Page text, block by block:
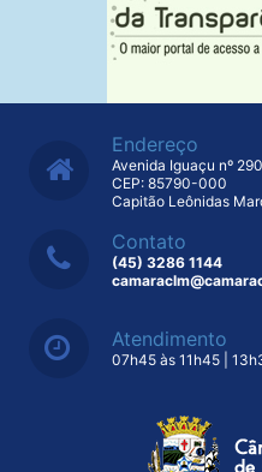
Endereço
Avenida Iguaçu nº
CEP: 85790-000
Capitão Leônidas
Contato
(45) 3286 1144
Atendimento
07h45 às 11h45 |